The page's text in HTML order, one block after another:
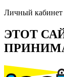
Личный кабинет
ЭТОТ